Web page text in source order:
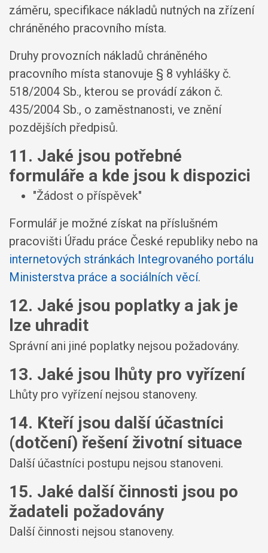
záměru, specifikace nákladů nutných na zřízení
chráněného pracovního místa.
Druhy provozních nákladů chráněného
pracovního místa stanovuje § 8 vyhlášky č.
518/2004 Sb., kterou se provádí zákon č.
435/2004 Sb., o zaměstnanosti, ve znění
pozdějších předpisů.
11. Jaké jsou potřebné
formuláře a kde jsou k dispozici
"Žádost o příspěvek"
Formulář je možné získat na příslušném
pracovišti Úřadu práce České republiky nebo na
internetových stránkách Integrovaného portálu
Ministerstva práce a sociálních věcí.
12. Jaké jsou poplatky a jak je
lze uhradit
Správní ani jiné poplatky nejsou požadovány.
13. Jaké jsou lhůty pro vyřízení
Lhůty pro vyřízení nejsou stanoveny.
14. Kteří jsou další účastníci
(dotčení) řešení životní situace
Další účastníci postupu nejsou stanoveni.
15. Jaké další činnosti jsou po
žadateli požadovány
Další činnosti nejsou stanoveny.